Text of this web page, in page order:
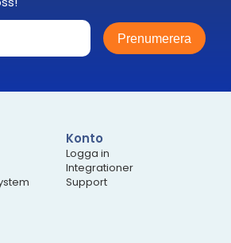
Prenumerera
Konto
Logga in
Integrationer
Support